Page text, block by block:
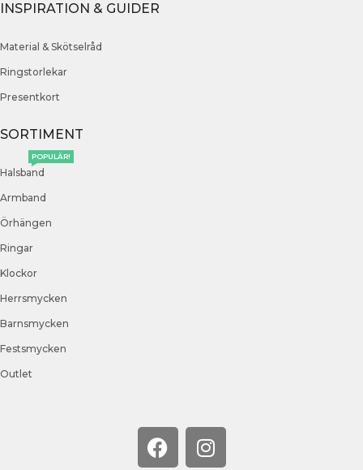
INSPIRATION & GUIDER
Material & Skötselråd
Ringstorlekar
Presentkort
SORTIMENT
Halsband
POPULÄR!
Armband
Örhängen
Ringar
Klockor
Herrsmycken
Barnsmycken
Festsmycken
Outlet